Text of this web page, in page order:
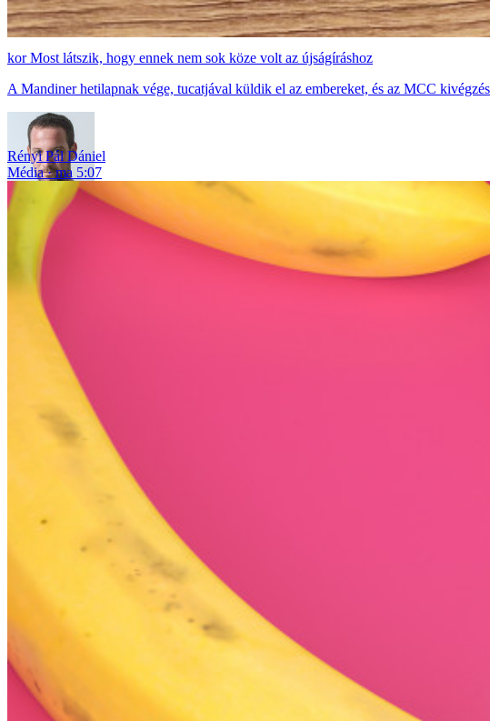
Most látszik, hogy ennek nem sok köze volt az újságíráshoz
A Mandiner hetilapnak vége, tucatjával küldik el az embereket, és az MCC
Rényi Pál Dániel
Média
ma 5:07